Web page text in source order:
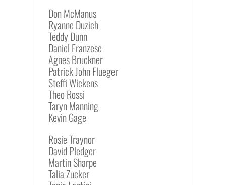
Don McManus
Ryanne Duzich
Teddy Dunn
Daniel Franzese
Agnes Bruckner
Patrick John Flueger
Steffi Wickens
Theo Rossi
Taryn Manning
Kevin Gage
Rosie Traynor
David Pledger
Martin Sharpe
Talia Zucker